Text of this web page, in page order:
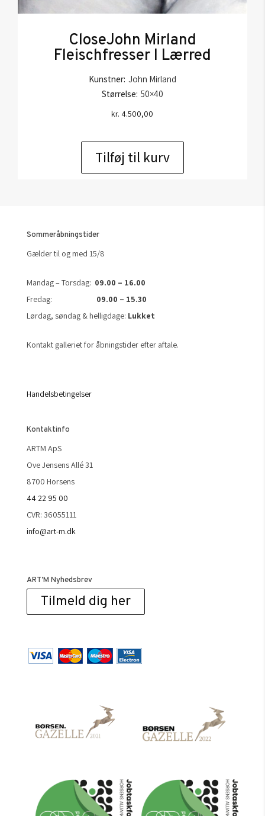
CloseJohn Mirland
Fleischfresser I Lærred
Kunstner: John Mirland
Størrelse: 50×40
kr. 4.500,00
Tilføj til kurv
Sommeråbningstider
Gælder til og med 15/8
Mandag – Torsdag: 09.00 – 16.00
Fredag: 09.00 – 15.30
Lørdag, søndag & helligdage: Lukket
Kontakt galleriet for åbningstider efter aftale.
Handelsbetingelser
Kontaktinfo
ARTM ApS
Ove Jensens Allé 31
8700 Horsens
44 22 95 00
CVR: 36055111
info@art-m.dk
ART’M Nyhedsbrev
Tilmeld dig her